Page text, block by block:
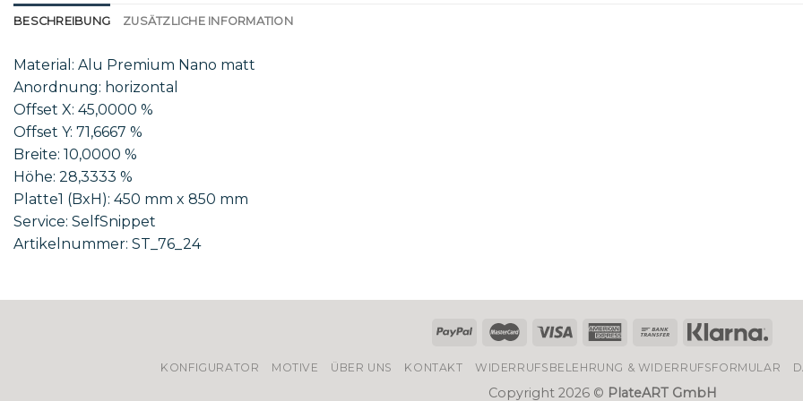
BESCHREIBUNG ZUSÄTZLICHE INFORMATION
Material: Alu Premium Nano matt
Anordnung: horizontal
Offset X: 45,0000 %
Offset Y: 71,6667 %
Breite: 10,0000 %
Höhe: 28,3333 %
Platte1 (BxH): 450 mm x 850 mm
Service: SelfSnippet
Artikelnummer: ST_76_24
KONFIGURATOR MOTIVE ÜBER UNS KONTAKT WIDERRUFSBELEHRUNG & WIDERRUFSFORMULAR
Copyright 2026 © PlateART GmbH